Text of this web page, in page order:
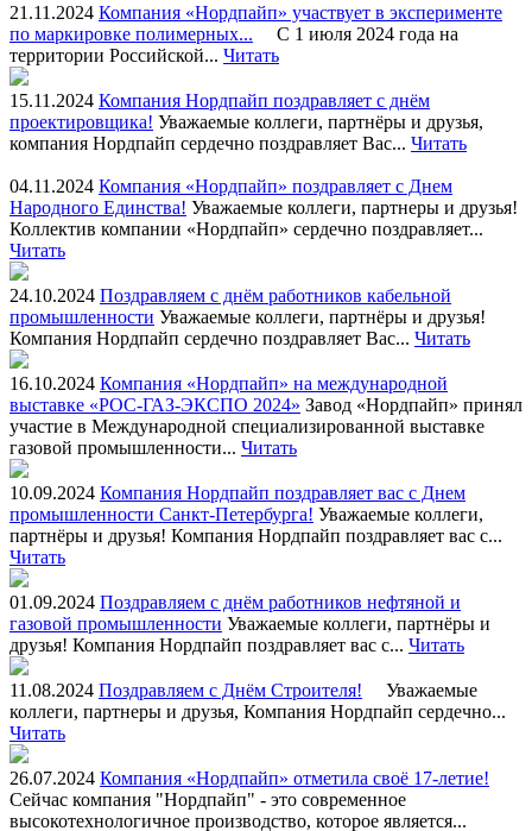
21.11.2024 Компания «Нордпайп» участвует в эксперименте
по маркировке полимерных...
С 1 июля 2024 года на
территории Российской... Читать
15.11.2024 Компания Нордпайп поздравляет с днём
проектировщика! Уважаемые коллеги, партнёры и друзья,
компания Нордпайп сердечно поздравляет Вас... Читать
04.11.2024 Компания «Нордпайп» поздравляет с Днем
Народного Единства! Уважаемые коллеги, партнеры и друзья!
Коллектив компании «Нордпайп» сердечно поздравляет...
Читать
24.10.2024 Поздравляем c днём работников кабельной
промышленности Уважаемые коллеги, партнёры и друзья!
Компания Нордпайп сердечно поздравляет Вас... Читать
16.10.2024 Компания «Нордпайп» на международной
выставке «РОС-ГАЗ-ЭКСПО 2024» Завод «Нордпайп» принял
участие в Международной специализированной выставке
газовой промышленности... Читать
10.09.2024 Компания Нордпайп поздравляет вас с Днем
промышленности Санкт-Петербурга! Уважаемые коллеги,
партнёры и друзья! Компания Нордпайп поздравляет вас с...
Читать
01.09.2024 Поздравляем с днём работников нефтяной и
газовой промышленности Уважаемые коллеги, партнёры и
друзья! Компания Нордпайп поздравляет вас с... Читать
11.08.2024 Поздравляем с Днём Строителя!
Уважаемые
коллеги, партнеры и друзья, Компания Нордпайп сердечно...
Читать
26.07.2024 Компания «Нордпайп» отметила своё 17-летие!
Сейчас компания "Нордпайп" - это современное
высокотехнологичное производство, которое является...